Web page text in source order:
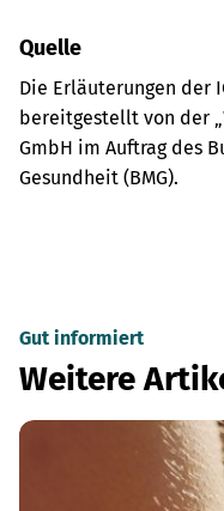
Quelle
Die Erläuterungen der
bereitgestellt von der
GmbH im Auftrag des
Gesundheit (BMG).
Gut informiert
Weitere